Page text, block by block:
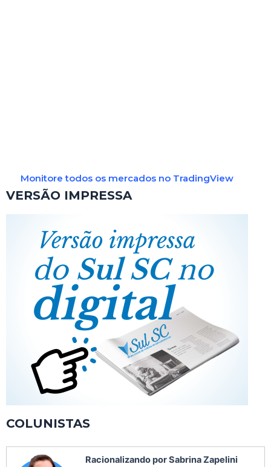
Monitore todos os mercados no TradingView
VERSÃO IMPRESSA
COLUNISTAS
Racionalizando por Sabrina Zapelini